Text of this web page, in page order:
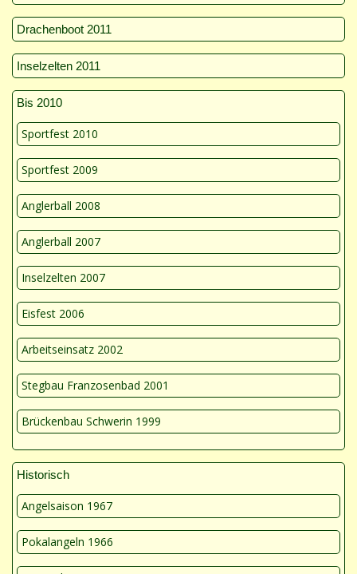
Drachenboot 2011
Inselzelten 2011
Bis 2010
Sportfest 2010
Sportfest 2009
Anglerball 2008
Anglerball 2007
Inselzelten 2007
Eisfest 2006
Arbeitseinsatz 2002
Stegbau Franzosenbad 2001
Brückenbau Schwerin 1999
Historisch
Angelsaison 1967
Pokalangeln 1966